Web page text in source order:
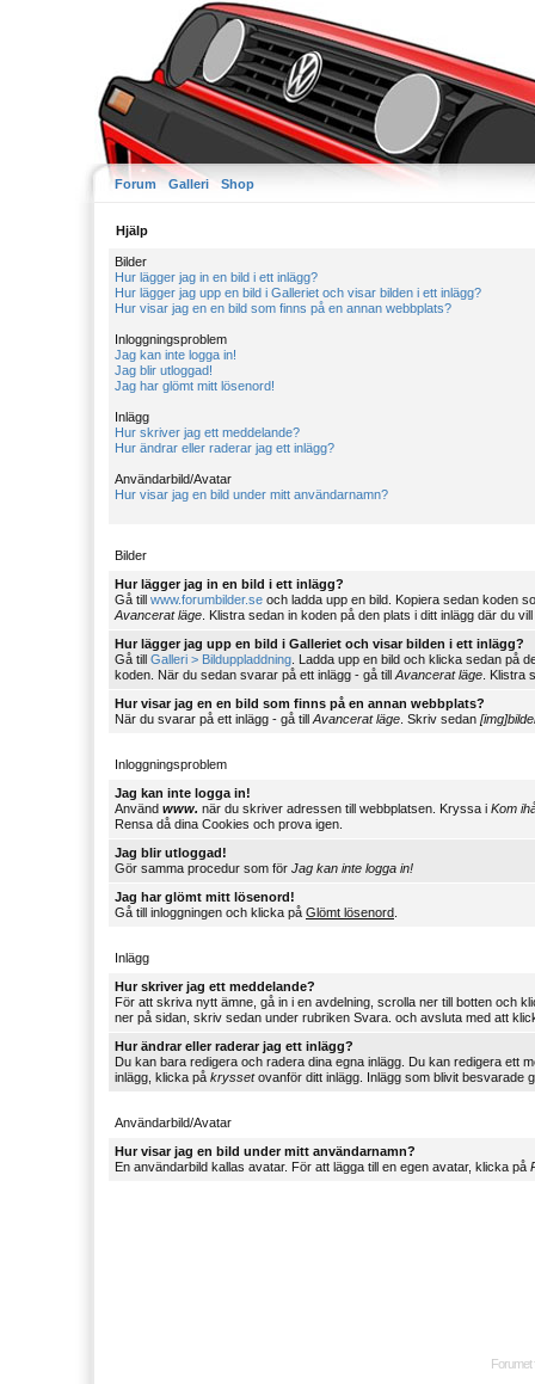
Forum Galleri Shop
Hjälp
Bilder
Hur lägger jag in en bild i ett inlägg?
Hur lägger jag upp en bild i Galleriet och visar bilden i ett inlägg?
Hur visar jag en en bild som finns på en annan webbplats?
Inloggningsproblem
Jag kan inte logga in!
Jag blir utloggad!
Jag har glömt mitt lösenord!
Inlägg
Hur skriver jag ett meddelande?
Hur ändrar eller raderar jag ett inlägg?
Användarbild/Avatar
Hur visar jag en bild under mitt användarnamn?
Bilder
Hur lägger jag in en bild i ett inlägg?
Gå till www.forumbilder.se och ladda upp en bild. Kopiera sedan koden
Avancerat läge . Klistra sedan in koden på den plats i ditt inlägg där du
Hur lägger jag upp en bild i Galleriet och visar bilden i ett inlägg?
Gå till Galleri > Bilduppladdning . Ladda upp en bild och klicka sedan på
koden. När du sedan svarar på ett inlägg - gå till Avancerat läge . Klistra
Hur visar jag en en bild som finns på en annan webbplats?
När du svarar på ett inlägg - gå till Avancerat läge . Skriv sedan
Inloggningsproblem
Jag kan inte logga in!
Använd www. när du skriver adressen till webbplatsen. Kryssa i Kom
Rensa då dina Cookies och prova igen.
Jag blir utloggad!
Gör samma procedur som för Jag kan inte logga in!
Jag har glömt mitt lösenord!
Gå till inloggningen och klicka på Glömt lösenord
Inlägg
Hur skriver jag ett meddelande?
För att skriva nytt ämne, gå in i en avdelning, scrolla ner till botten och
ner på sidan, skriv sedan under rubriken Svara. och avsluta med att
Hur ändrar eller raderar jag ett inlägg?
Du kan bara redigera och radera dina egna inlägg. Du kan redigera ett
inlägg, klicka på kryssetovanför ditt inlägg. Inlägg som blivit besvarade
Användarbild/Avatar
Hur visar jag en bild under mitt användarnamn?
En användarbild kallas avatar. För att lägga till en egen avatar, klicka på
Forumet